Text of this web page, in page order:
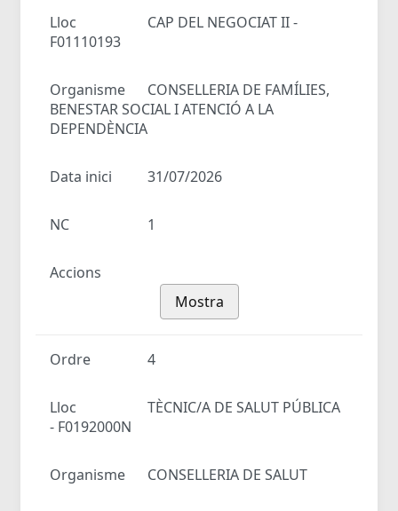
Lloc
CAP DEL NEGOCIAT II -
F01110193
Organisme
CONSELLERIA DE FAMÍLIES,
BENESTAR SOCIAL I ATENCIÓ A LA
DEPENDÈNCIA
Data inici 31/07/2026
NC 1
Accions
Mostra
Ordre 4
Lloc
TÈCNIC/A DE SALUT PÚBLICA
- F0192000N
Organisme CONSELLERIA DE SALUT